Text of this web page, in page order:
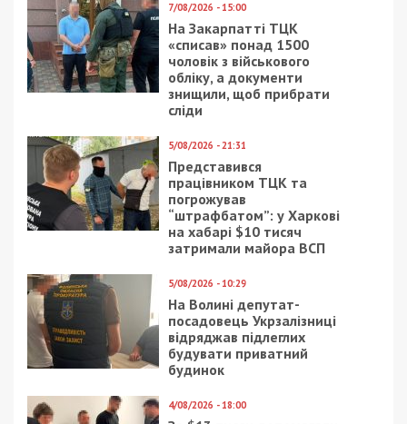
7/08/2026 - 15:00
На Закарпатті ТЦК
«списав» понад 1500
чоловік з військового
обліку, а документи
знищили, щоб прибрати
сліди
5/08/2026 - 21:31
Представився
працівником ТЦК та
погрожував
“штрафбатом”: у Харкові
на хабарі $10 тисяч
затримали майора ВСП
5/08/2026 - 10:29
На Волині депутат-
посадовець Укрзалізниці
відряджав підлеглих
будувати приватний
будинок
4/08/2026 - 18:00